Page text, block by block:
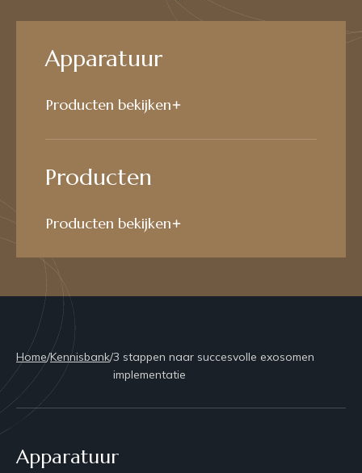
Apparatuur
Producten bekijken
Producten
Producten bekijken
Home/Kennisbank/3 stappen naar succesvolle exosomen
implementatie
Apparatuur